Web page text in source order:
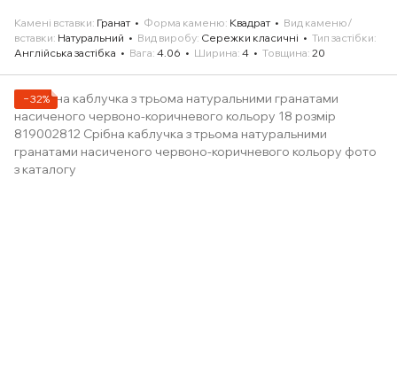
Камені вставки Гранат Форма каменю Квадрат
Вид каменю/
вставки Натуральний Вид виробу Сережки класичні
Тип застібки
Англійська застібка
Вага 4.06 Ширина 4 Товщина 20
−32%